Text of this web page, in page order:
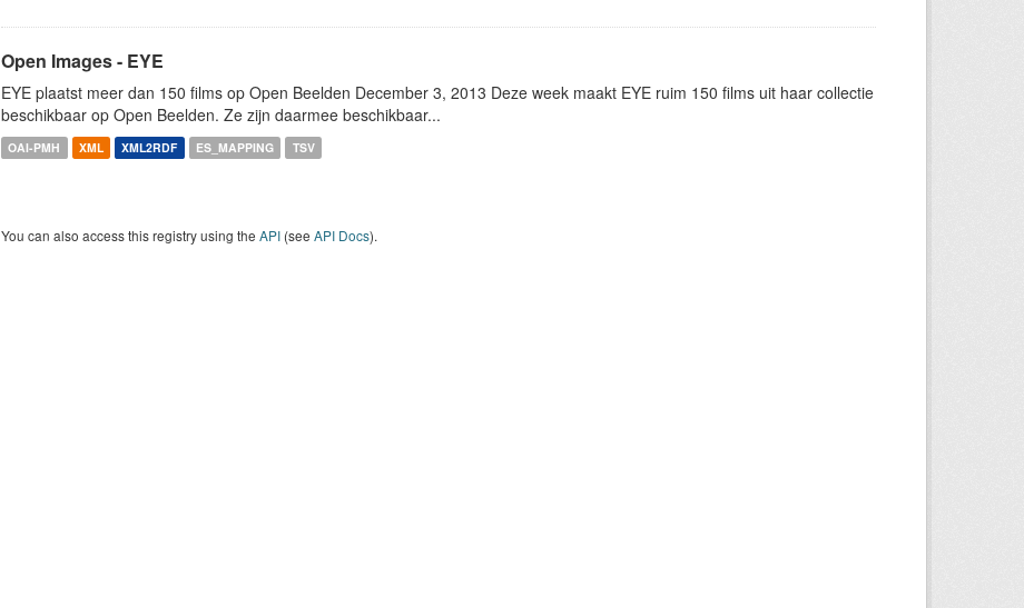
Open Images - EYE
EYE plaatst meer dan 150 films op Open Beelden December 3, 2013 Deze week maakt EYE ruim 150 films uit haar collectie
beschikbaar op Open Beelden. Ze zijn daarmee beschikbaar...
OAI-PMH XML XML2RDF ES_MAPPING TSV
You can also access this registry using the API (see API Docs).